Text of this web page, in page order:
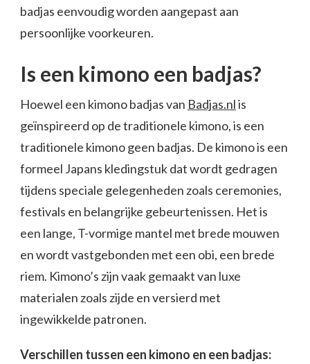
badjas eenvoudig worden aangepast aan
persoonlijke voorkeuren.
Is een kimono een badjas?
Hoewel een kimono badjas van Badjas.nlis
geïnspireerd op de traditionele kimono, is een
traditionele kimono geen badjas. De kimono is een
formeel Japans kledingstuk dat wordt gedragen
tijdens speciale gelegenheden zoals ceremonies,
festivals en belangrijke gebeurtenissen. Het is
een lange, T-vormige mantel met brede mouwen
en wordt vastgebonden met een obi, een brede
riem. Kimono’s zijn vaak gemaakt van luxe
materialen zoals zijde en versierd met
ingewikkelde patronen.
Verschillen tussen een kimono en een badjas: